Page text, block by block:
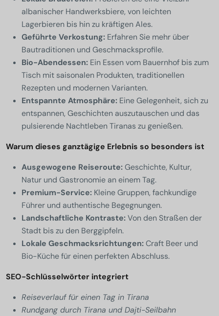
albanischer Handwerksbiere, von leichten
Lagerbieren bis hin zu kräftigen Ales.
Geführte Verkostung: Erfahren Sie mehr über
Bautraditionen und Geschmacksprofile.
Bio-Abendessen: Ein Essen vom Bauernhof bis zum
Tisch mit saisonalen Produkten, traditionellen
Rezepten und modernen Varianten.
Entspannte Atmosphäre: Eine Gelegenheit, sich zu
entspannen, Geschichten auszutauschen und das
pulsierende Nachtleben Tiranas zu genießen.
Warum dieses ganztägige Erlebnis so besonders ist
Ausgewogene Reiseroute:Geschichte, Kultur,
Natur und Gastronomie an einem Tag.
Premium-Service: Kleine Gruppen, fachkundige
Führer und authentische Begegnungen.
Landschaftliche Kontraste:Von den Straßen der
Stadt bis zu den Berggipfeln.
Lokale Geschmacksrichtungen:Craft Beer und
Bio-Küche für einen perfekten Abschluss.
SEO-Schlüsselwörter integriert
Reiseverlauf für einen Tag in Tirana
Rundgang durch Tirana und Dajti-Seilbahn